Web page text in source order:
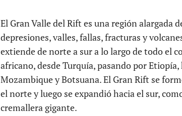
El Gran Valle del Rift es una región alargada
depresiones, valles, fallas, fracturas y
extiende de norte a sur a lo largo de todo el
africano, desde Turquía, pasando por Etiopía,
Mozambique y Botsuana. El Gran Rift se
el norte y luego se expandió hacia el sur,
cremallera gigante.